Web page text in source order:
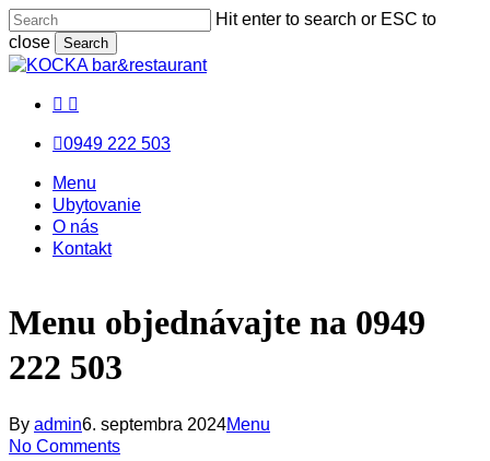
Skip
to
main
Hit enter to search or ESC to
close
Search
Close
facebook
messenger
email
0949 222 503
Menu
Menu
Menu
Ubytovanie
O nás
Kontakt
Menu objednávajte na 0949
222 503
By admin6. septembra 2024Menu
No Comments